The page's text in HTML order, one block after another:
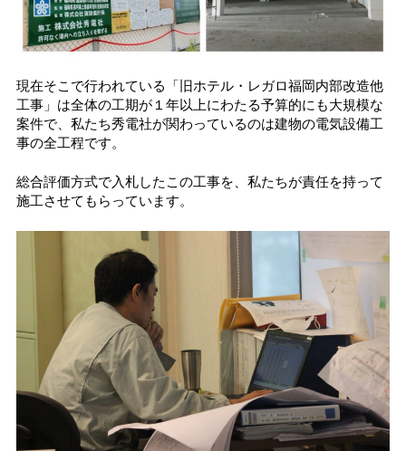
現在そこで行われている「旧ホテル・レガロ福岡内部改造他
工事」は全体の工期が１年以上にわたる予算的にも大規模な
案件で、私たち秀電社が関わっているのは建物の電気設備工
事の全工程です。
総合評価方式で入札したこの工事を、私たちが責任を持って
施工させてもらっています。